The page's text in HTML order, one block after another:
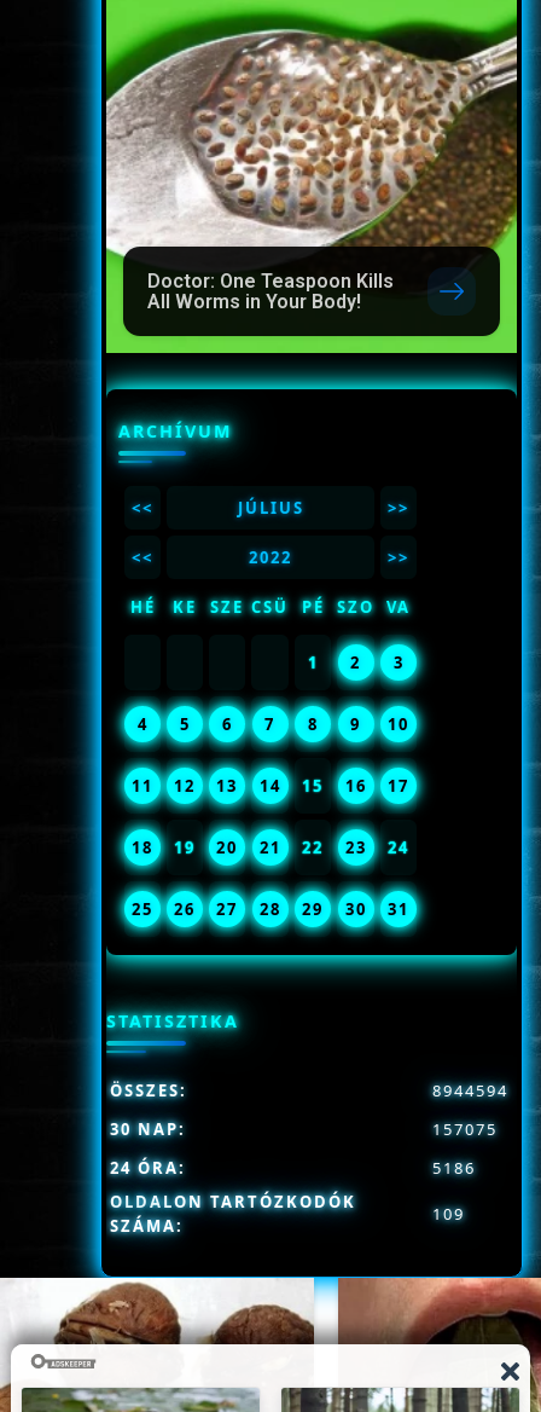
Doctor: One Teaspoon Kills
All Worms in Your Body!
ARCHÍVUM
<< JÚLIUS >>
<< 2022 >>
HÉ KE SZE CSÜ PÉ SZO VA
1 2 3
4 5 6 7 8 9 10
11 12 13 14 15 16 17
18 19 20 21 22 23 24
25 26 27 28 29 30 31
STATISZTIKA
OLDALON TARTÓZKODÓK
SZÁMA:
109
ÖSSZES:
8944594
30 NAP:
157075
24 ÓRA:
5186